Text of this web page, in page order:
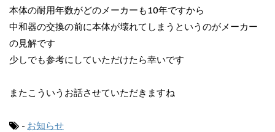
本体の耐用年数がどのメーカーも10年ですから
中和器の交換の前に本体が壊れてしまうというのがメーカー
の見解です
少しでも参考にしていただけたら幸いです
またこういうお話させていただきますね
- お知らせ